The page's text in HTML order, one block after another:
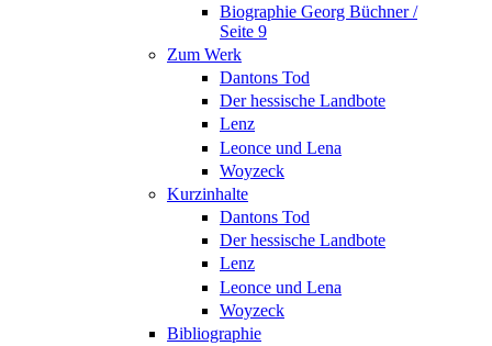
Biographie Georg Büchner /
Seite 9
Zum Werk
Dantons Tod
Der hessische Landbote
Lenz
Leonce und Lena
Woyzeck
Kurzinhalte
Dantons Tod
Der hessische Landbote
Lenz
Leonce und Lena
Woyzeck
Bibliographie